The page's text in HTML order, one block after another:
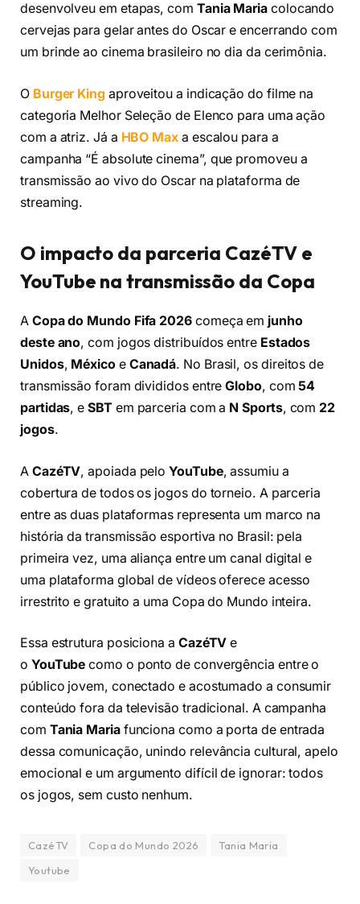
desenvolveu em etapas, com Tania Mariacolocando
cervejas para gelar antes do Oscar e encerrando com
um brinde ao cinema brasileiro no dia da cerimônia.
O Burger King aproveitou a indicação do filme na
categoria Melhor Seleção de Elenco para uma ação
com a atriz. Já a HBO Max a escalou para a
campanha “É absolute cinema”, que promoveu a
transmissão ao vivo do Oscar na plataforma de
streaming.
O impacto da parceria CazéTV e
YouTube na transmissão da Copa
A Copa do Mundo Fifa 2026 começa em junho
deste ano, com jogos distribuídos entre Estados
Unidos, Méxicoe Canadá. No Brasil, os direitos de
transmissão foram divididos entreGlobo, com54
partidas, eSBT em parceria com a N Sports, com 22
jogos.
A CazéTV, apoiada peloYouTube, assumiu a
cobertura de todos os jogos do torneio. A parceria
entre as duas plataformas representa um marco na
história da transmissão esportiva no Brasil: pela
primeira vez, uma aliança entre um canal digital e
uma plataforma global de vídeos oferece acesso
irrestrito e gratuito a uma Copa do Mundo inteira.
Essa estrutura posiciona a CazéTV e
o YouTube como o ponto de convergência entre o
público jovem, conectado e acostumado a consumir
conteúdo fora da televisão tradicional. A campanha
com Tania Mariafunciona como a porta de entrada
dessa comunicação, unindo relevância cultural, apelo
emocional e um argumento difícil de ignorar: todos
os jogos, sem custo nenhum.
CazéTV Copa do Mundo 2026
Tania Maria
Youtube